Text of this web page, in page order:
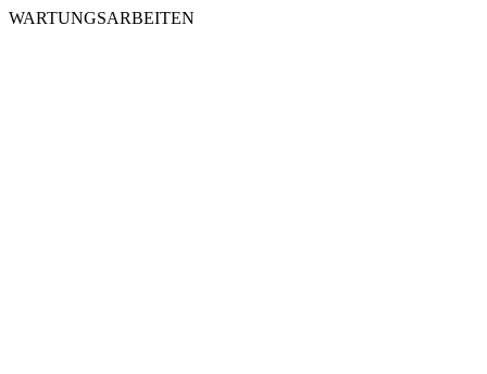
WARTUNGSARBEITEN